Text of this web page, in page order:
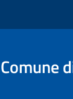
Comune